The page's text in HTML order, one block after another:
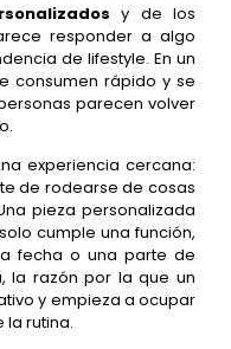
y de los
responder a algo
de lifestyle. En un
consumen rápido y se
parecen volver
experiencia cercana:
de rodearse de cosas
pieza personalizada
cumple una función,
fecha o una parte de
la razón por la que un
y empieza a ocupar
la rutina.